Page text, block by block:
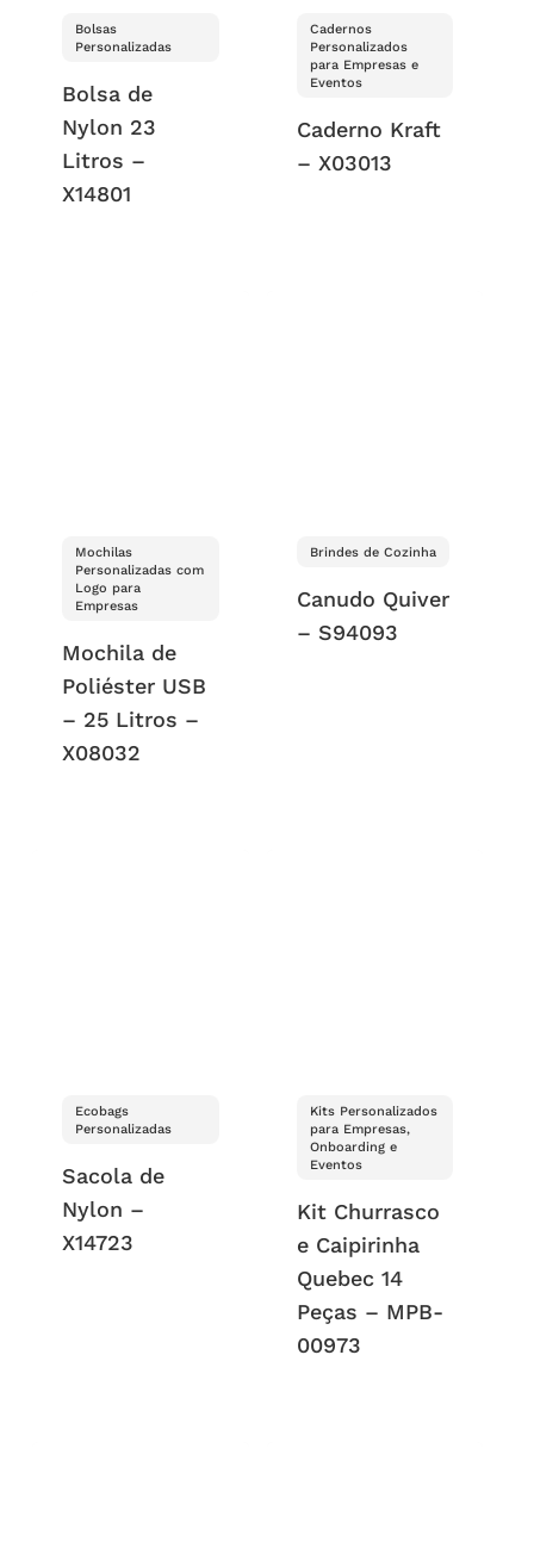
Bolsas
Personalizadas
Bolsa de
Nylon 23
Litros –
X14801
Cadernos
Personalizados
para Empresas e
Eventos
Caderno Kraft
– X03013
Mochilas
Personalizadas com
Logo para
Empresas
Mochila de
Poliéster USB
– 25 Litros –
X08032
Brindes de Cozinha
Canudo Quiver
– S94093
Ecobags
Personalizadas
Sacola de
Nylon –
X14723
Kits Personalizados
para Empresas,
Onboarding e
Eventos
Kit Churrasco
e Caipirinha
Quebec 14
Peças – MPB-
00973